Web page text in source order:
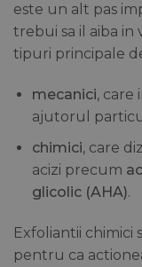
este un alt pas
trebui sa il aiba in
tipuri principale
mecanici, care
ajutorul
chimici, care
acizi precum
glicolic (AHA).
Exfoliantii
pentru ca